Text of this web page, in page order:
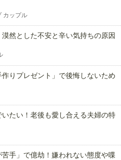
カップル
然とした不安と辛い気持ちの原因
りプレゼント」で後悔しないため
いたい！老後も愛し合える夫婦の特
手」で億劫！嫌われない態度や喋